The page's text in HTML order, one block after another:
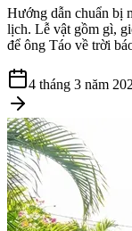
Hướng dẫn chuẩn bị
lịch. Lễ vật gồm gì,
để ông Táo về trời
4 tháng 3 năm